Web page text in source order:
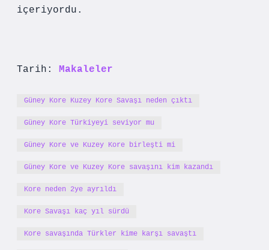
içeriyordu.
Tarih: Makaleler
Güney Kore Kuzey Kore Savaşı neden çıktı
Güney Kore Türkiyeyi seviyor mu
Güney Kore ve Kuzey Kore birleşti mi
Güney Kore ve Kuzey Kore savaşını kim kazandı
Kore neden 2ye ayrıldı
Kore Savaşı kaç yıl sürdü
Kore savaşında Türkler kime karşı savaştı